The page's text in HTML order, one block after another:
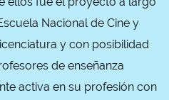
Nacional de Cine y
y con posibilidad
de enseñanza
activa en su profesión con